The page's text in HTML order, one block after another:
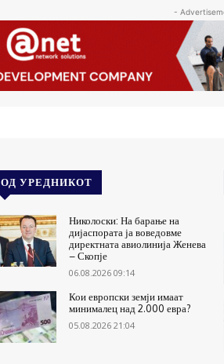
-
ОД УРЕДНИКОТ
Николоски: На барање на
дијаспората ја воведовме
директната авиолинија Женева
– Скопје
06.08.2026 09:14
Кои европски земји имаат
минималец над 2.000 евра?
05.08.2026 21:04